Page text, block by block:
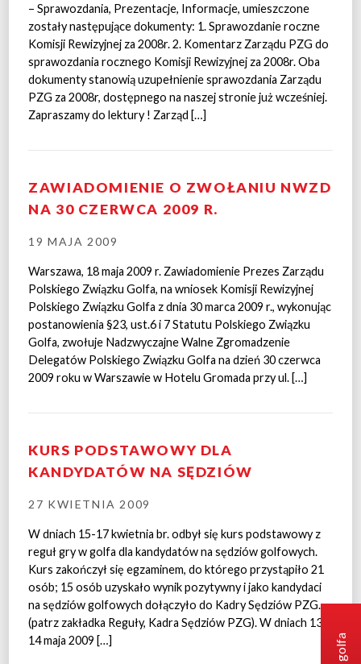
– Sprawozdania, Prezentacje, Informacje, umieszczone
zostały następujące dokumenty: 1. Sprawozdanie roczne
Komisji Rewizyjnej za 2008r. 2. Komentarz Zarządu PZG do
sprawozdania rocznego Komisji Rewizyjnej za 2008r. Oba
dokumenty stanowią uzupełnienie sprawozdania Zarządu
PZG za 2008r, dostępnego na naszej stronie już wcześniej.
Zapraszamy do lektury ! Zarząd […]
ZAWIADOMIENIE O ZWOŁANIU NWZD
NA 30 CZERWCA 2009 R.
19 MAJA 2009
Warszawa, 18 maja 2009 r. Zawiadomienie Prezes Zarządu
Polskiego Związku Golfa, na wniosek Komisji Rewizyjnej
Polskiego Związku Golfa z dnia 30 marca 2009 r., wykonując
postanowienia §23, ust.6 i 7 Statutu Polskiego Związku
Golfa, zwołuje Nadzwyczajne Walne Zgromadzenie
Delegatów Polskiego Związku Golfa na dzień 30 czerwca
2009 roku w Warszawie w Hotelu Gromada przy ul. […]
KURS PODSTAWOWY DLA
KANDYDATÓW NA SĘDZIÓW
27 KWIETNIA 2009
W dniach 15-17 kwietnia br. odbył się kurs podstawowy z
reguł gry w golfa dla kandydatów na sędziów golfowych.
Kurs zakończył się egzaminem, do którego przystąpiło 21
osób; 15 osób uzyskało wynik pozytywny i jako kandydaci
na sędziów golfowych dołączyło do Kadry Sędziów PZG.
(patrz zakładka Reguły, Kadra Sędziów PZG). W dniach 13-
14 maja 2009 […]